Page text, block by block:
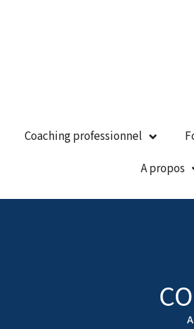
Coaching professionnel
A propos